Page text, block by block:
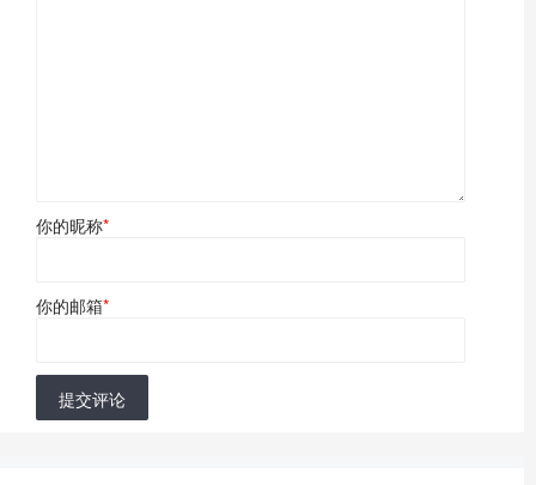
你的昵称*
你的邮箱*
提交评论